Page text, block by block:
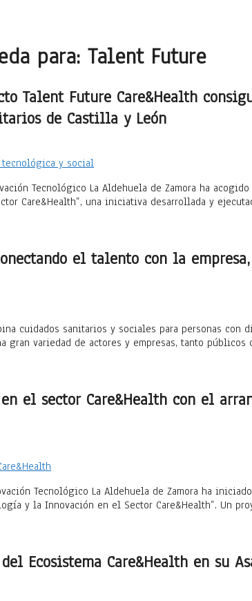
para: Talent Future
Talent Future Care&Health
de Castilla y León
Tecnológico La Aldehuela de Zamora ha acogido
Care&Health”, una iniciativa desarrollada y
Conectando el talento con la
cuidados sanitarios y sociales para personas
gran variedad de actores y empresas, tanto
el sector Care&Health con el
Tecnológico La Aldehuela de Zamora ha
y la Innovación en el Sector Care&Health”. Un
Ecosistema Care&Health en su